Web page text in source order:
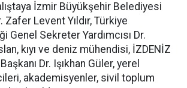
İzmir Büyükşehir Belediyesi
Zafer Levent Yıldır, Türkiye
Genel Sekreter Yardımcısı Dr.
kıyı ve deniz mühendisi, İZDENİZ
Dr. Işıkhan Güler, yerel
akademisyenler, sivil toplum